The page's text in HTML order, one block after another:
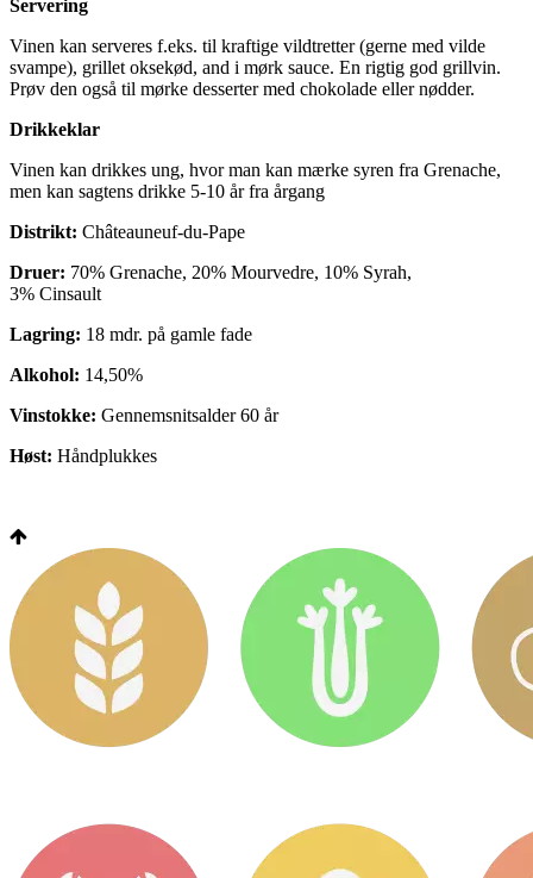
Servering
Vinen kan serveres f.eks. til kraftige vildtretter (gerne med vilde
svampe), grillet oksekød, and i mørk sauce. En rigtig god grillvin.
Prøv den også til mørke desserter med chokolade eller nødder.
Drikkeklar
Vinen kan drikkes ung, hvor man kan mærke syren fra Grenache,
men kan sagtens drikke 5-10 år fra årgang
Distrikt: Châteauneuf-du-Pape
Druer: 70% Grenache, 20% Mourvedre, 10% Syrah,
3% Cinsault
Lagring: 18 mdr. på gamle fade
Alkohol: 14,50%
Vinstokke: Gennemsnitsalder 60 år
Høst: Håndplukkes